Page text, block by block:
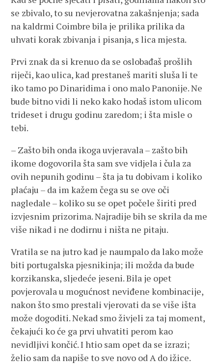
se zbivalo, to su nevjerovatna zakašnjenja; sada
na kaldrmi Coimbre bila je prilika prilika da
uhvati korak zbivanja i pisanja, s lica mjesta.
Prvi znak da si krenuo da se oslobađaš prošlih
riječi, kao ulica, kad prestaneš mariti sluša li te
iko tamo po Dinaridima i ono malo Panonije. Ne
bude bitno vidi li neko kako hodaš istom ulicom
trideset i drugu godinu zaredom; i šta misle o
tebi.
– Zašto bih onda ikoga uvjeravala – zašto bih
ikome dogovorila šta sam sve vidjela i čula za
ovih nepunih godinu – šta ja tu dobivam i koliko
plaćaju – da im kažem čega su se ove oči
nagledale – koliko su se opet počele širiti pred
izvjesnim prizorima. Najradije bih se skrila da me
više nikad i ne dodirnu i ništa ne pitaju.
Vratila se na jutro kad je naumpalo da lako može
biti portugalska pjesnikinja; ili možda da bude
korzikanska, sljedeće jeseni. Bila je opet
povjerovala u mogućnost neviđene kombinacije,
nakon što smo prestali vjerovati da se više išta
može dogoditi. Nekad smo živjeli za taj moment,
čekajući ko će ga prvi uhvatiti perom kao
nevidljivi končić. I htio sam opet da se izrazi;
želio sam da napiše to sve novo od A do ižice.